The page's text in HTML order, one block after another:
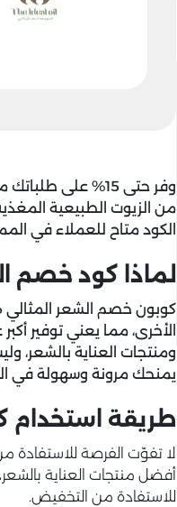
وفر حتى 15% على طلباتك من The Ideal Hair باستخدام
من الزيوت الطبيعية
الكود متاح للعملاء في
لماذا كود خصم
كوبون خصم الشعر المثالي
الأخرى، مما يعني توفير
ومنتجات العناية بالشعر،
يمنحك مرونة وسهولة في
طريقة استخدام
لا تفوّت الفرصة
للاستفادة من التخفيض.